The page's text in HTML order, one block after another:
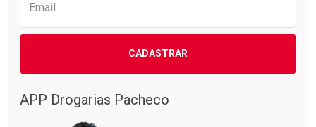
Email
CADASTRAR
APP Drogarias Pacheco